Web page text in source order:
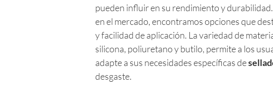
pueden influir en su rendimiento y
en el mercado, encontramos opciones que
y facilidad de aplicación. La variedad de
silicona, poliuretano y butilo, permite a los
adapte a sus necesidades específicas de
desgaste.